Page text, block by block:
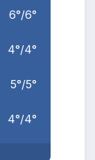
6°/6°
4°/4°
5°/5°
4°/4°